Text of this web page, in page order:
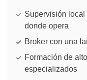
Supervisión
donde opera
Broker con una
Formación de
especializados